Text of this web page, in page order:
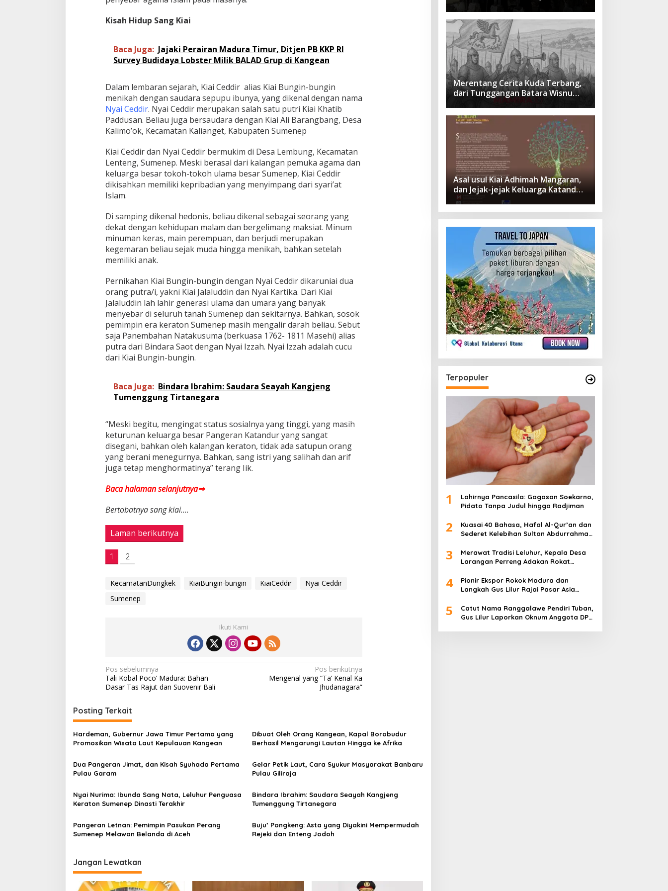
Kisah Hidup Sang Kiai
Baca Juga: Jajaki Perairan Madura Timur, Ditjen PB KKP RI
Survey Budidaya Lobster Milik BALAD Grup di Kangean
Dalam lembaran sejarah, Kiai Ceddir alias Kiai Bungin-bungin
menikah dengan saudara sepupu ibunya, yang dikenal dengan nama
Nyai Ceddir. Nyai Ceddir merupakan salah satu putri Kiai Khatib
Paddusan. Beliau juga bersaudara dengan Kiai Ali Barangbang, Desa
Kalimo’ok, Kecamatan Kalianget, Kabupaten Sumenep
Kiai Ceddir dan Nyai Ceddir bermukim di Desa Lembung, Kecamatan
Lenteng, Sumenep. Meski berasal dari kalangan pemuka agama dan
keluarga besar tokoh-tokoh ulama besar Sumenep, Kiai Ceddir
dikisahkan memiliki kepribadian yang menyimpang dari syari’at
Islam.
Di samping dikenal hedonis, beliau dikenal sebagai seorang yang
dekat dengan kehidupan malam dan bergelimang maksiat. Minum
minuman keras, main perempuan, dan berjudi merupakan
kegemaran beliau sejak muda hingga menikah, bahkan setelah
memiliki anak.
Pernikahan Kiai Bungin-bungin dengan Nyai Ceddir dikaruniai dua
orang putra/i, yakni Kiai Jalaluddin dan Nyai Kartika. Dari Kiai
Jalaluddin lah lahir generasi ulama dan umara yang banyak
menyebar di seluruh tanah Sumenep dan sekitarnya. Bahkan, sosok
pemimpin era keraton Sumenep masih mengalir darah beliau. Sebut
saja Panembahan Natakusuma (berkuasa 1762- 1811 Masehi) alias
putra dari Bindara Saot dengan Nyai Izzah. Nyai Izzah adalah cucu
dari Kiai Bungin-bungin.
Baca Juga: Bindara Ibrahim: Saudara Seayah Kangjeng
Tumenggung Tirtanegara
“Meski begitu, mengingat status sosialnya yang tinggi, yang masih
keturunan keluarga besar Pangeran Katandur yang sangat
disegani, bahkan oleh kalangan keraton, tidak ada satupun orang
yang berani menegurnya. Bahkan, sang istri yang salihah dan arif
juga tetap menghormatinya” terang Iik.
Baca halaman selanjutnya⇒
Bertobatnya sang kiai….
Laman berikutnya
1 2
KecamatanDungkek KiaiBungin-bungin KiaiCeddir
Nyai Ceddir
Sumenep
Ikuti Kami
N
a
i
g
a
i
o
s
Pos sebelumnya
Tali Kobal Poco’ Madura: Bahan
Dasar Tas Rajut dan Suovenir Bali
Pos berikutnya
Mengenal yang “Ta’ Kenal Ka
Jhudanagara”
Posting Terkait
Hardeman, Gubernur Jawa Timur Pertama yang
Promosikan Wisata Laut Kepulauan Kangean
Dibuat Oleh Orang Kangean, Kapal Borobudur
Berhasil Mengarungi Lautan Hingga ke Afrika
Dua Pangeran Jimat, dan Kisah Syuhada Pertama
Pulau Garam
Gelar Petik Laut, Cara Syukur Masyarakat Banbaru
Pulau Giliraja
Nyai Nurima: Ibunda Sang Nata, Leluhur Penguasa
Keraton Sumenep Dinasti Terakhir
Bindara Ibrahim: Saudara Seayah Kangjeng
Tumenggung Tirtanegara
Pangeran Letnan: Pemimpin Pasukan Perang
Sumenep Melawan Belanda di Aceh
Buju’ Pongkeng: Asta yang Diyakini Mempermudah
Rejeki dan Enteng Jodoh
Jangan Lewatkan
cita Besar Sang Penerus
Menusantara dan Mendunia
Merentang Cerita Kuda Terbang,
dari Tunggangan Batara Wisnu
Hingga Simbol Ketangguhan Para
Kesatria
Asal usul Kiai Adhimah Mangaran,
dan Jejak-jejak Keluarga Katandur
di Situbondo
Terpopuler
1
Lahirnya Pancasila: Gagasan Soekarno,
Pidato Tanpa Judul hingga Radjiman
2
Kuasai 40 Bahasa, Hafal Al-Qur’an dan
Sederet Kelebihan Sultan Abdurrahman
3
Merawat Tradisi Leluhur, Kepala Desa
Larangan Perreng Adakan Rokat
4
Pionir Ekspor Rokok Madura dan
Langkah Gus Lilur Rajai Pasar Asia
5
Catut Nama Ranggalawe Pendiri Tuban,
Gus Lilur Laporkan Oknum Anggota DPR